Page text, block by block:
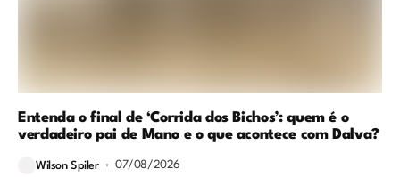
Entenda o final de ‘Corrida dos Bichos’: quem é o
verdadeiro pai de Mano e o que acontece com Dalva?
Wilson Spiler 07/08/2026